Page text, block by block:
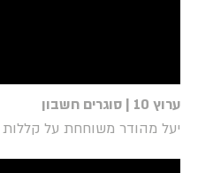
ערוץ 10 | סוגרים חשבון
יעל מהודר משוחחת על